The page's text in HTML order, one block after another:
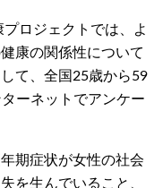
ロジェクトでは、よ
康の関係性について
て、全国25歳から59
ーネットでアンケー
期症状が女性の社会
を生んでいること、